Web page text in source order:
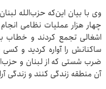
چهار هزار عملیات نظامی
اشغالی تجمع کردند و خطاب
ساکنانش را آواره کردید و
ضرب شستی که از لبنان و
آن منطقه زندگی کنند و زندگی